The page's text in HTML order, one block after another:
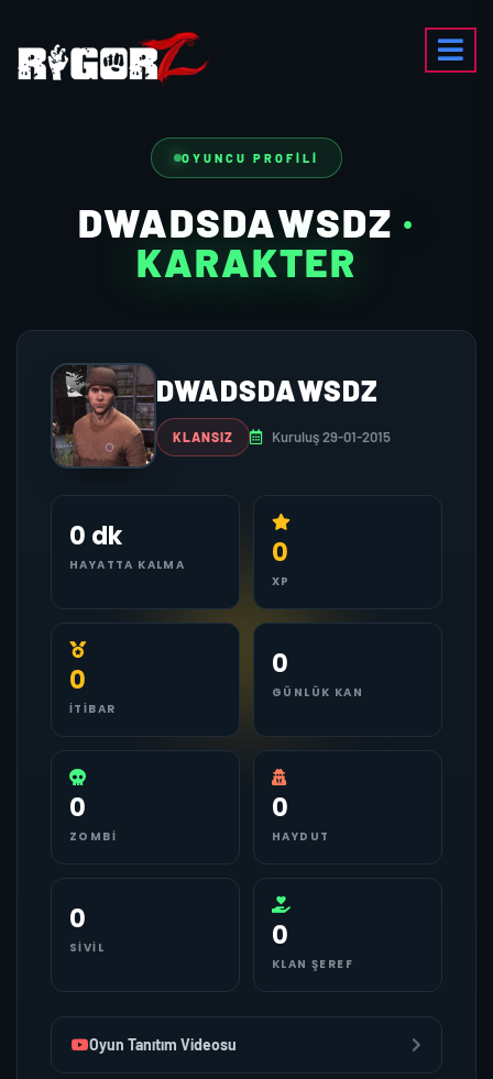
OYUNCU PROFILI
DWADSDAWSDZ ·
KARAKTER
DWADSDAWSDZ
KLANSIZ Kuruluş 29-01-2015
0 dk
HAYATTA KALMA 0
XP
0
İTIBAR
0
GÜNLÜK KAN
0
ZOMBI
0
HAYDUT
0
SIVIL 0
KLAN ŞEREF
Oyun Tanıtım Videosu